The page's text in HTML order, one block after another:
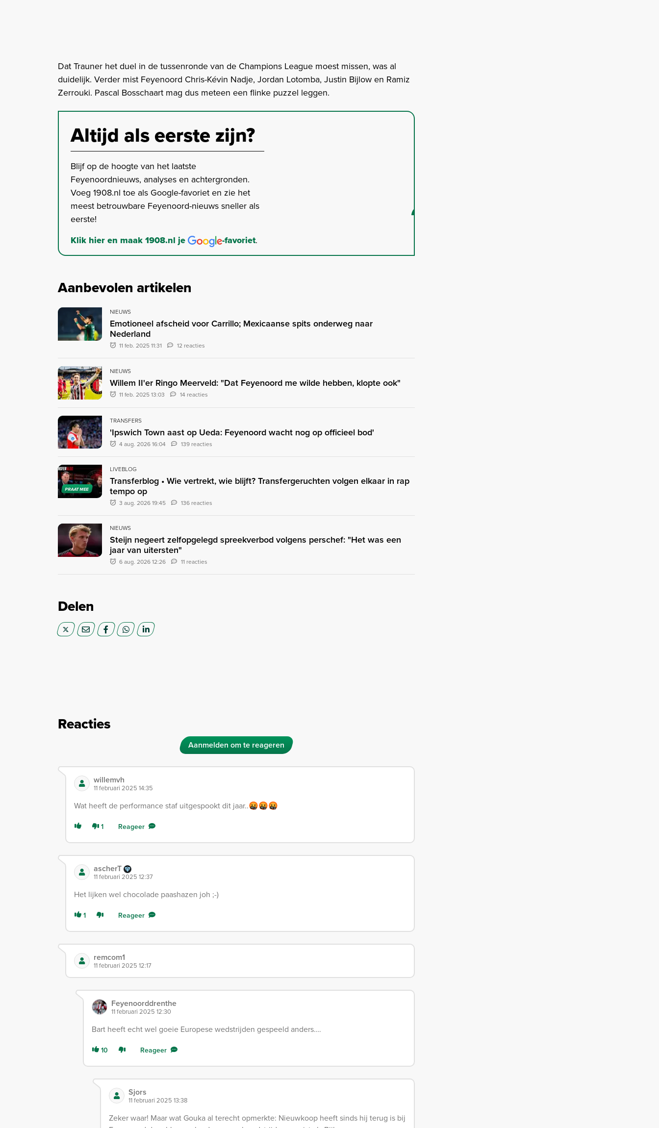
Dat Trauner het duel in de tussenronde van de Champions League moest missen, was al
duidelijk. Verder mist Feyenoord Chris-Kévin Nadje, Jordan Lotomba, Justin Bijlow en Ramiz
Zerrouki. Pascal Bosschaart mag dus meteen een flinke puzzel leggen.
Altijd als eerste zijn?
Blijf op de hoogte van het laatste
Feyenoordnieuws, analyses en achtergronden.
Voeg 1908.nl toe als Google-favoriet en zie het
meest betrouwbare Feyenoord-nieuws sneller als
eerste!
Klik hier en maak 1908.nl je -favoriet.
Aanbevolen artikelen
NIEUWS
Emotioneel afscheid voor Carrillo; Mexicaanse spits onderweg naar
Nederland
11 feb. 2025 11:31 12 reacties
NIEUWS
Willem II'er Ringo Meerveld: "Dat Feyenoord me wilde hebben, klopte ook"
11 feb. 2025 13:03 14 reacties
TRANSFERS
'Ipswich Town aast op Ueda: Feyenoord wacht nog op officieel bod'
4 aug. 2026 16:04 139 reacties
PRAAT MEE
LIVEBLOG
Transferblog • Wie vertrekt, wie blijft? Transfergeruchten volgen elkaar in rap
tempo op
3 aug. 2026 19:45 136 reacties
NIEUWS
Steijn negeert zelfopgelegd spreekverbod volgens perschef: "Het was een
jaar van uitersten"
6 aug. 2026 12:26 11 reacties
Delen
Reacties
Aanmelden om te reageren
willemvh
11 februari 2025 14:35
Wat heeft de performance staf uitgespookt dit jaar..🤬🤬🤬
1 Reageer
ascherT
11 februari 2025 12:37
Het lijken wel chocolade paashazen joh ;-)
1 Reageer
remcom1
11 februari 2025 12:17
Feyenoorddrenthe
11 februari 2025 12:30
Bart heeft echt wel goeie Europese wedstrijden gespeeld anders….
10 Reageer
Sjors
11 februari 2025 13:38
Zeker waar! Maar wat Gouka al terecht opmerkte: Nieuwkoop heeft sinds hij terug is bij